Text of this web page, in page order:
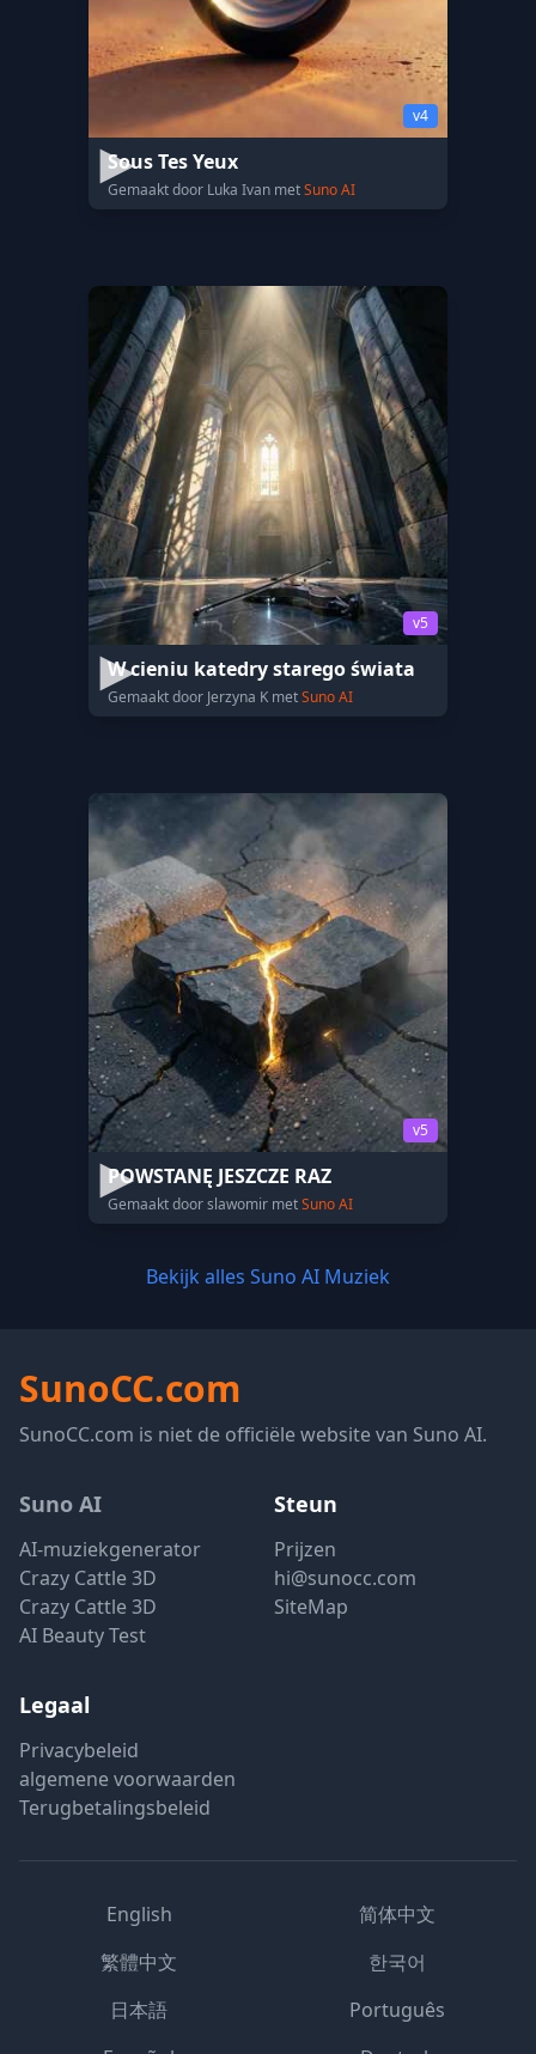
v4
Sous Tes Yeux
Gemaakt door Luka Ivan metSuno AI
v5
W cieniu katedry starego świata
Gemaakt door Jerzyna K metSuno AI
v5
POWSTANĘ JESZCZE RAZ
Gemaakt door slawomir metSuno AI
Bekijk alles Suno AI Muziek
SunoCC.com
SunoCC.com is niet de officiële website van Suno AI.
Suno AI
AI-muziekgenerator
Crazy Cattle 3D
Crazy Cattle 3D
AI Beauty Test
Steun
Prijzen
hi@sunocc.com
SiteMap
Legaal
Privacybeleid
algemene voorwaarden
Terugbetalingsbeleid
English
简体中文
繁體中文
한국어
日本語
Português